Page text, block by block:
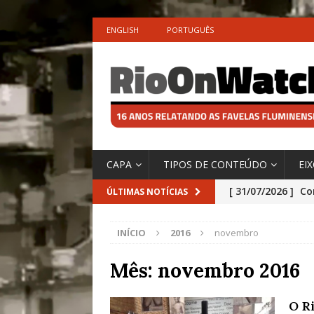
ENGLISH PORTUGUÊS
CAPA TIPOS DE CONTEÚDO
ÚLTIMAS NOTÍCIAS [ 31/07/2026 ]
[ 29/07/2026 ]
São o Cadinho
Especial do
INÍCIO 2016 novembro
Mês: novembro 2016
O